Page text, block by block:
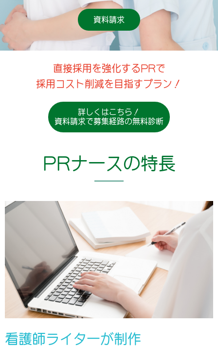
資料請求
直接採用を強化するPRで
採用コスト削減を目指すプラン！
詳しくはこちら！
資料請求で募集経路の無料診断
PRナースの特長
看護師ライターが制作